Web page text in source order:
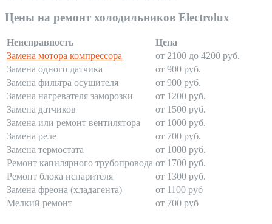
Цены на ремонт холодильников Electrolux
Неисправность
Цена
Замена мотора компрессора
от 2100 до 4200 руб.
Замена одного датчика
от 900 руб.
Замена фильтра осушителя
от 900 руб.
Замена нагревателя заморозки
от 1200 руб.
Замена датчиков
от 1500 руб.
Замена или ремонт вентилятора
от 1000 руб.
Замена реле
от 700 руб.
Замена термостата
от 1000 руб.
Ремонт капилярного трубопровода от 1700 руб.
Ремонт блока испарителя
от 1300 руб.
Замена фреона (хладагента)
от 1100 руб
Мелкий ремонт
от 700 руб